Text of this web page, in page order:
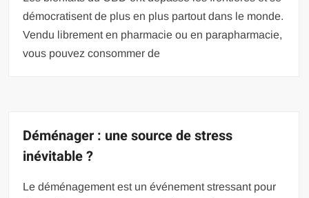
démocratisent de plus en plus partout dans le monde.
Vendu librement en pharmacie ou en parapharmacie,
vous pouvez consommer de
Déménager : une source de stress
inévitable ?
Le déménagement est un événement stressant pour